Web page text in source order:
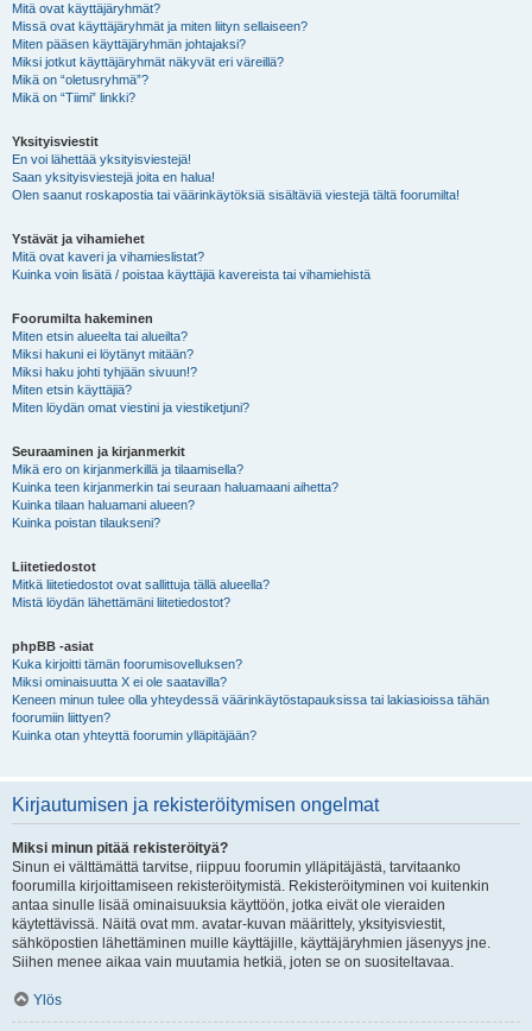
Mitä ovat käyttäjäryhmät?
Missä ovat käyttäjäryhmät ja miten liityn sellaiseen?
Miten pääsen käyttäjäryhmän johtajaksi?
Miksi jotkut käyttäjäryhmät näkyvät eri väreillä?
Mikä on “oletusryhmä”?
Mikä on “Tiimi” linkki?
Yksityisviestit
En voi lähettää yksityisviestejä!
Saan yksityisviestejä joita en halua!
Olen saanut roskapostia tai väärinkäytöksiä sisältäviä viestejä tältä foorumilta!
Ystävät ja vihamiehet
Mitä ovat kaveri ja vihamieslistat?
Kuinka voin lisätä / poistaa käyttäjiä kavereista tai vihamiehistä
Foorumilta hakeminen
Miten etsin alueelta tai alueilta?
Miksi hakuni ei löytänyt mitään?
Miksi haku johti tyhjään sivuun!?
Miten etsin käyttäjiä?
Miten löydän omat viestini ja viestiketjuni?
Seuraaminen ja kirjanmerkit
Mikä ero on kirjanmerkillä ja tilaamisella?
Kuinka teen kirjanmerkin tai seuraan haluamaani aihetta?
Kuinka tilaan haluamani alueen?
Kuinka poistan tilaukseni?
Liitetiedostot
Mitkä liitetiedostot ovat sallittuja tällä alueella?
Mistä löydän lähettämäni liitetiedostot?
phpBB -asiat
Kuka kirjoitti tämän foorumisovelluksen?
Miksi ominaisuutta X ei ole saatavilla?
Keneen minun tulee olla yhteydessä väärinkäytöstapauksissa tai lakiasioissa tähän
foorumiin liittyen?
Kuinka otan yhteyttä foorumin ylläpitäjään?
Kirjautumisen ja rekisteröitymisen ongelmat
Miksi minun pitää rekisteröityä?
Sinun ei välttämättä tarvitse, riippuu foorumin ylläpitäjästä, tarvitaanko
foorumilla kirjoittamiseen rekisteröitymistä. Rekisteröityminen voi kuitenkin
antaa sinulle lisää ominaisuuksia käyttöön, jotka eivät ole vieraiden
käytettävissä. Näitä ovat mm. avatar-kuvan määrittely, yksityisviestit,
sähköpostien lähettäminen muille käyttäjille, käyttäjäryhmien jäsenyys jne.
Siihen menee aikaa vain muutamia hetkiä, joten se on suositeltavaa.
Ylös